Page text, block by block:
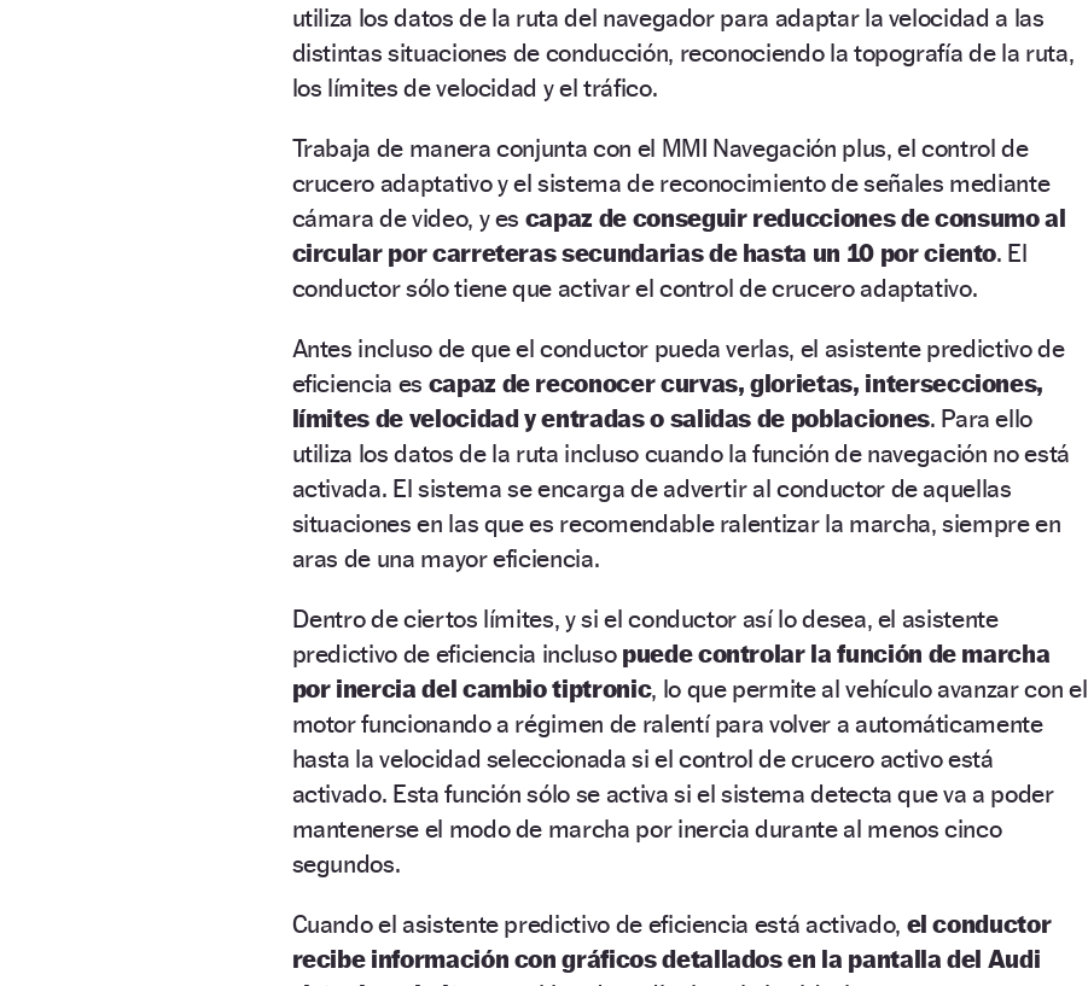
utiliza los datos de la ruta del navegador para adaptar la velocidad a las
distintas situaciones de conducción, reconociendo la topografía de la ruta,
los límites de velocidad y el tráfico.
Trabaja de manera conjunta con el MMI Navegación plus, el control de
crucero adaptativo y el sistema de reconocimiento de señales mediante
cámara de video, y es capaz de conseguir reducciones de consumo al
circular por carreteras secundarias de hasta un 10 por ciento. El
conductor sólo tiene que activar el control de crucero adaptativo.
Antes incluso de que el conductor pueda verlas, el asistente predictivo de
eficiencia es capaz de reconocer curvas, glorietas, intersecciones,
límites de velocidad y entradas o salidas de poblaciones. Para ello
utiliza los datos de la ruta incluso cuando la función de navegación no está
activada. El sistema se encarga de advertir al conductor de aquellas
situaciones en las que es recomendable ralentizar la marcha, siempre en
aras de una mayor eficiencia.
Dentro de ciertos límites, y si el conductor así lo desea, el asistente
predictivo de eficiencia incluso puede controlar la función de marcha
por inercia del cambio tiptronic, lo que permite al vehículo avanzar con el
motor funcionando a régimen de ralentí para volver a automáticamente
hasta la velocidad seleccionada si el control de crucero activo está
activado. Esta función sólo se activa si el sistema detecta que va a poder
mantenerse el modo de marcha por inercia durante al menos cinco
segundos.
Cuando el asistente predictivo de eficiencia está activado, el conductor
recibe información con gráficos detallados en la pantalla del Audi